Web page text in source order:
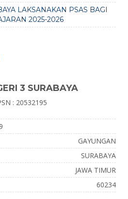
LAKSANAKAN PSAS BAGI
2025-2026
3 SURABAYA
: 20532195
GAYUNGAN
SURABAYA
JAWA TIMUR
60234